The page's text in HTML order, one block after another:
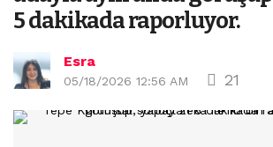
5 dakikada raporluyor.
Esra
05/18/2026 12:56 AM 21